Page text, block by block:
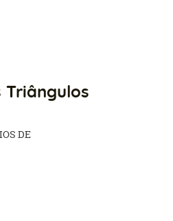
Triângulos
DE